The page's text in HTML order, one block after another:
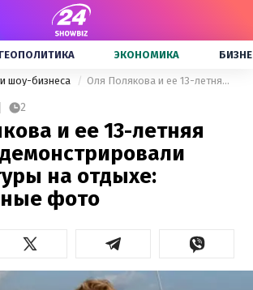
ГЕОПОЛИТИКА ЭКОНОМИКА
шоу-бизнеса Оля Полякова и ее 13-летняя дочь продемонстрировали свои фигуры на отдыхе: сексуальные фото
2
и ее 13-летняя
на отдыхе:
фото